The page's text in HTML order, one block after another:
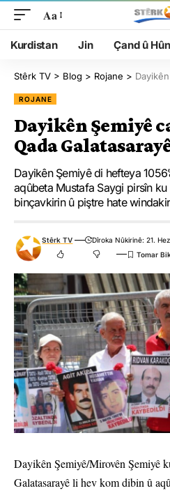
Aa
Kurdistan Jin Çand û
Stêrk TV > Blog > Rojane > Dayikên
ROJANE
Dayikên Şemiyê
Qada
Dayikên Şemiyê di hefteya
aqûbeta Mustafa Saygi pirsîn ku
binçavkirin û piştre hate
Stêrk TV
Dîroka Nûkirinê: 21.
Dayikên Şemiyê/Mirovên Şemiyê
Galatasarayê li hev kom dibin û